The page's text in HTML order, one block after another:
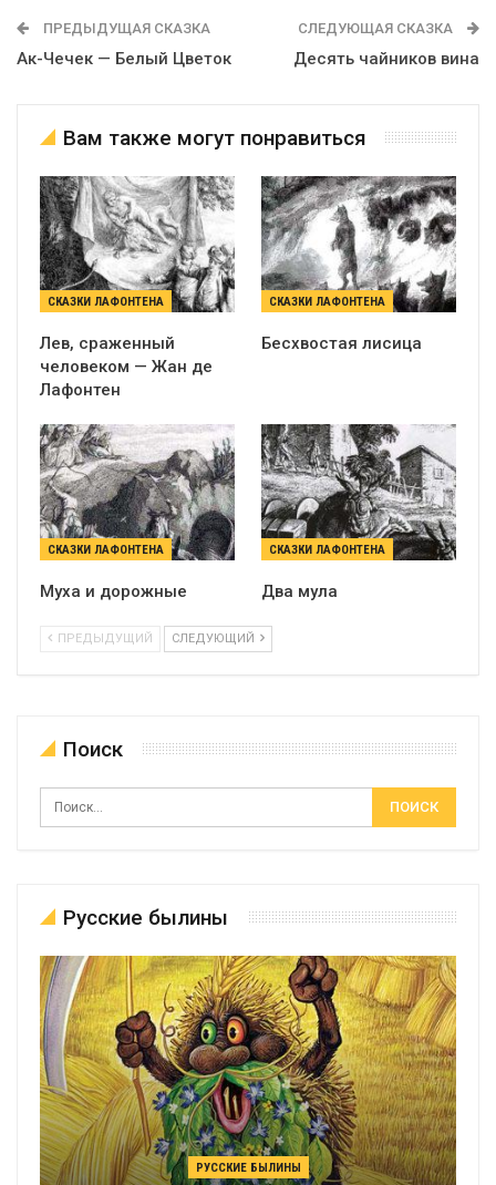
ПРЕДЫДУЩАЯ СКАЗКА
Ак-Чечек — Белый Цветок
СЛЕДУЮЩАЯ СКАЗКА
Десять чайников вина
Вам также могут понравиться
СКАЗКИ ЛАФОНТЕНА
Лев, сраженный
человеком — Жан де
Лафонтен
СКАЗКИ ЛАФОНТЕНА
Бесхвостая лисица
СКАЗКИ ЛАФОНТЕНА
Муха и дорожные
СКАЗКИ ЛАФОНТЕНА
Два мула
ПРЕДЫДУЩИЙ СЛЕДУЮЩИЙ
Поиск
Русские былины
РУССКИЕ БЫЛИНЫ